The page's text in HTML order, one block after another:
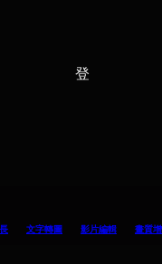
登
文字轉圖 影片編輯 畫質